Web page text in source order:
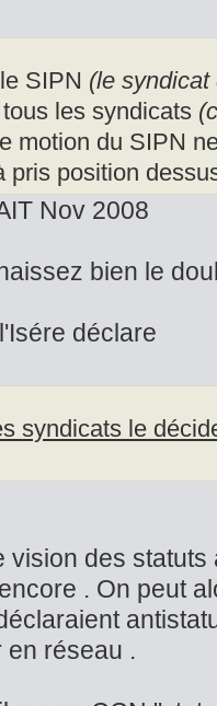
SIPN (le
les syndicats
motion du SIPN
pris position
Nov 2008
bien le
déclare
syndicats le
vision des
. On peut
en réseau .